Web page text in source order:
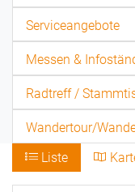
Serviceangebote
Messen &
Radtreff /
Wandertour/
Liste